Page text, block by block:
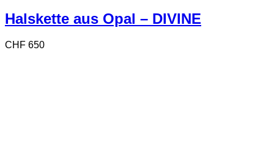
Halskette aus Opal – DIVINE
CHF 650